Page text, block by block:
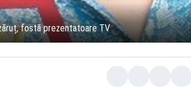
fostă prezentatoare TV